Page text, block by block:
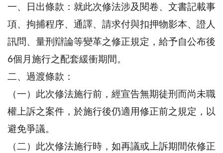
一、日出條款：就此次修法涉及閱卷、文書記載事
項、拘捕程序、通譯、請求付與扣押物影本、證人
訊問、量刑辯論等變革之修正規定，給予自公布後
6個月施行之配套緩衝期間。
二、過渡條款：
（一）此次修法施行前，經宣告無期徒刑而尚未職
權上訴之案件，於施行後仍適用修正前之規定，以
避免爭議。
（二）此次修法施行時，如再議或上訴期間依修正